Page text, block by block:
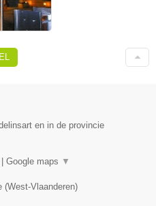
en in de provincie
| Google maps ▼
(West-Vlaanderen)